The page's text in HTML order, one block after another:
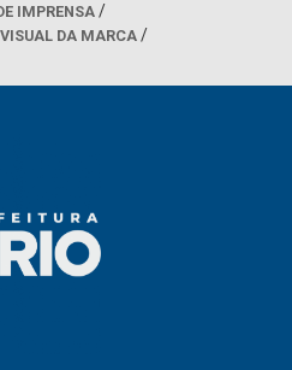
IMPRENSA
DA MARCA